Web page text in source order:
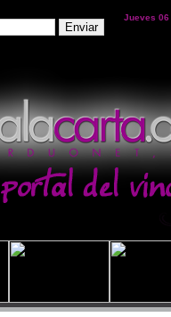
Jueves 06